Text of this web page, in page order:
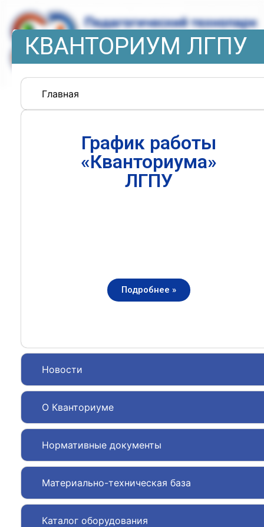
КВАНТОРИУМ ЛГПУ
Главная
Новости
О Кванториуме
Нормативные документы
Материально-техническая база
Каталог оборудования
График работы
«Кванториума»
ЛГПУ
Подробнее »